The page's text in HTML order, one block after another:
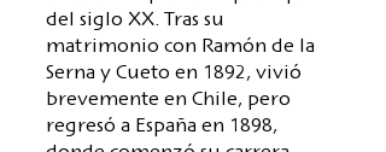
del siglo XX. Tras su
matrimonio con Ramón de la
Serna y Cueto en 1892, vivió
brevemente en Chile, pero
regresó a España en 1898,